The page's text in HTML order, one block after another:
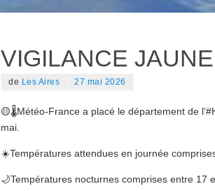
VIGILANCE
de Les Aires 27 mai 2026
🟡🌡️Météo-France a placé le département de
mai.
☀️Températures attendues en journée
🌙Températures nocturnes comprises entre 17